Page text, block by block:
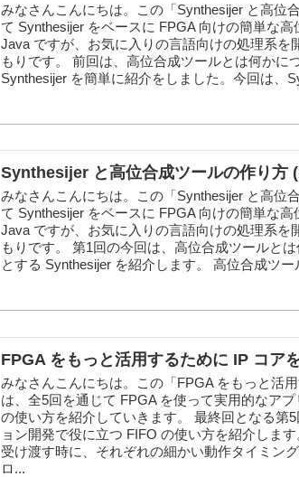
みなさんこんにちは。この「Synthesijer と高位
て Synthesijer をベースに FPGA 向けの簡単な
Java ですが、お気に入りの言語向けの処理系を
もりです。 前回は、高位合成ツールとは何か
Synthesijer を簡単に紹介をしました。今回は、
Synthesijer と高位合成ツールの作り方
みなさんこんにちは。この「Synthesijer と高位
て Synthesijer をベースに FPGA 向けの簡単な
Java ですが、お気に入りの言語向けの処理系を
もりです。 第1回の今回は、高位合成ツールと
とする Synthesijer を紹介します。 高位合成ツー
FPGA をもっと活用するために IP コア
みなさんこんにちは。この「FPGA をもっと活
は、全5回を通じて FPGA を使って実用的なア
の使い方を紹介していきます。 最終回となる第
ョン開発で役に立つ FIFO の使い方を紹介しま
受け渡す時に、それぞれの細かい動作タイミン
ロ...